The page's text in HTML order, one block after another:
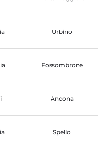
Urbino
Fossombrone
Ancona
Spello